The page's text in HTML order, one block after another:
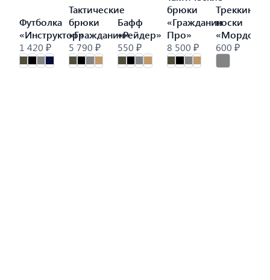
Футболка
«Инструктор»
1 420 ₽
Тактические
брюки
«Гражданин»
5 790 ₽
Бафф
«Рейдер»
550 ₽
брюки
«Гражданин
Про»
8 500 ₽
носки
«Мордор»
600 ₽